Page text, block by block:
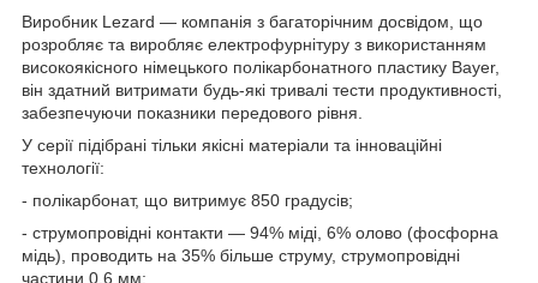
Виробник Lezard — компанія з багаторічним досвідом, що
розробляє та виробляє електрофурнітуру з використанням
високоякісного німецького полікарбонатного пластику Bayer,
він здатний витримати будь-які тривалі тести продуктивності,
забезпечуючи показники передового рівня.
У серії підібрані тільки якісні матеріали та інноваційні
технології:
- полікарбонат, що витримує 850 градусів;
- струмопровідні контакти — 94% міді, 6% олово (фосфорна
мідь), проводить на 35% більше струму, струмопровідні
частини 0,6 мм;